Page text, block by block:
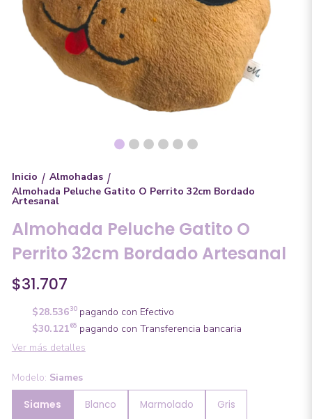
Inicio / Almohadas /
Almohada Peluche Gatito O Perrito 32cm Bordado
Artesanal
Almohada Peluche Gatito O
Perrito 32cm Bordado Artesanal
$31.707
$28.53630pagando con Efectivo
$30.12165pagando con Transferencia bancaria
Ver más detalles
Modelo: Siames
Siames Blanco Marmolado Gris